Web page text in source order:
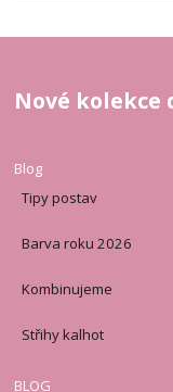
Nové kolekce
Blog
Tipy postav
Barva roku 2026
Kombinujeme
Střihy kalhot
BLOG